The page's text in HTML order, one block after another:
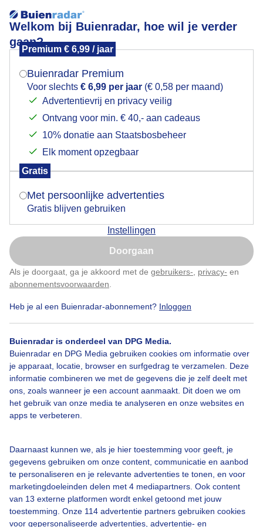
Welkom bij Buienradar, hoe wil je verder
gaan?
Premium € 6,99 / jaar
Buienradar Premium
Voor slechts € 6,99 per jaar (€ 0,58 per maand)
Advertentievrij en privacy veilig
Ontvang voor min. € 40,- aan cadeaus
10% donatie aan Staatsbosbeheer
Elk moment opzegbaar
Gratis
Met persoonlijke advertenties
Gratis blijven gebruiken
Instellingen
Doorgaan
Als je doorgaat, ga je akkoord met de gebruikers- privacy- en
abonnementsvoorwaarden
Heb je al een Buienradar-abonnement? Inloggen
Buienradar is onderdeel van DPG Media.
Buienradar en DPG Media gebruiken cookies om informatie over
je apparaat, locatie, browser en surfgedrag te verzamelen. Deze
informatie combineren we met de gegevens die je zelf deelt met
ons, zoals wanneer je een account aanmaakt. Dit doen we om
het gebruik van onze media te analyseren en onze websites en
apps te verbeteren.
Daarnaast kunnen we, als je hier toestemming voor geeft, je
gegevens gebruiken om onze content, communicatie en aanbod
te personaliseren en je relevante advertenties te tonen, en voor
marketingdoeleinden delen met 4 mediapartners. Ook content
van 13 externe platformen wordt enkel getoond met jouw
toestemming. Onze 114 advertentie partners gebruiken cookies
voor gepersonaliseerde advertenties, advertentie- en
muziek
Een moment geduld aub...
Populaire categorieën
Lente
Zomer
Over Buienradar
Bedrijfsgegevens
Veelgestelde vragen
Contact
Toegankelijkheid
Buienradar Team
Privacy beleid
Cookie beleid
Privacy instellingen
Mogen we je locatie gebruiken voor het
Indien je hier nog geen akkoord op hebt gegeven,
verschijnt er zo een pop-up uit je browser waarin
Is goed, toon de popup
Nu niet, misschien later
Klik hierom dit aan te passen